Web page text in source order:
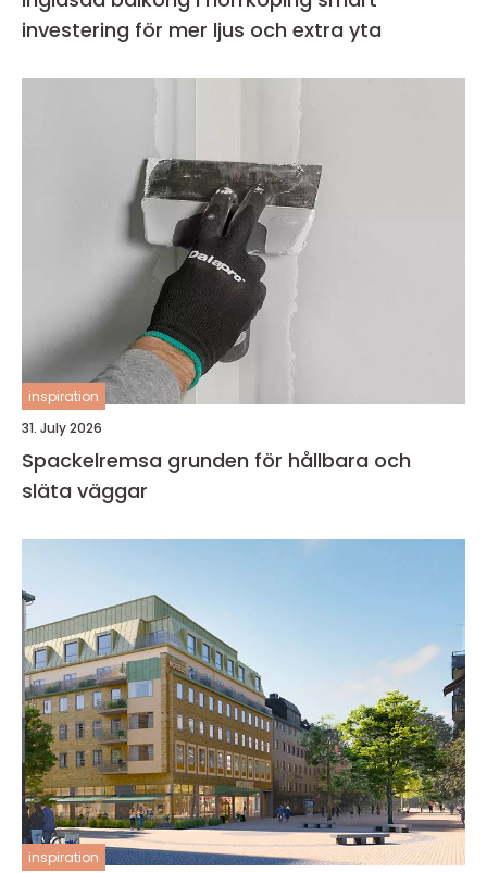
investering för mer ljus och extra yta
inspiration
31. July 2026
Spackelremsa grunden för hållbara och
släta väggar
inspiration